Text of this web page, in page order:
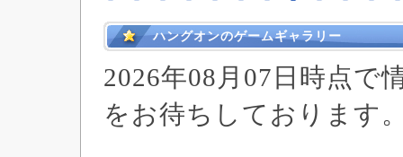
ハングオンのゲームギャラリー
2026年08月07日時点で
をお待ちしております